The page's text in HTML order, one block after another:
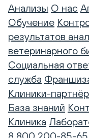
Анализы О нас
Обучение
результатов
ветеринарного
Социальная
служба
Клиники-
База знаний
Клиника